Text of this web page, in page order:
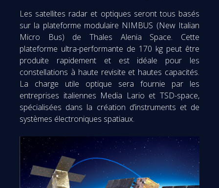
Les satellites radar et optiques seront tous basés
sur la plateforme modulaire NIMBUS (New Italian
Micro Bus) de Thales Alenia Space. Cette
plateforme ultra-performante de 170 kg peut être
produite rapidement et est idéale pour les
constellations à haute revisite et hautes capacités.
La charge utile optique sera fournie par les
entreprises italiennes Media Lario et TSD-space,
spécialisées dans la création d’instruments et de
systèmes électroniques spatiaux.